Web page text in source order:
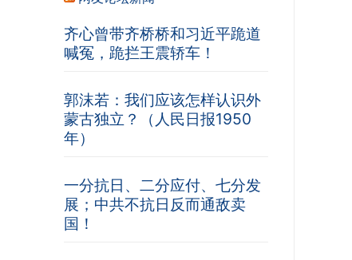
齐心曾带齐桥桥和习近平跪道
喊冤，跪拦王震轿车！
郭沫若：我们应该怎样认识外
蒙古独立？（人民日报1950
年）
一分抗日、二分应付、七分发
展；中共不抗日反而通敌卖
国！